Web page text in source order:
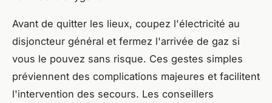
Avant de quitter les lieux, coupez l'électricité au
disjoncteur général et fermez l'arrivée de gaz si
vous le pouvez sans risque. Ces gestes simples
préviennent des complications majeures et facilitent
l'intervention des secours. Les conseillers